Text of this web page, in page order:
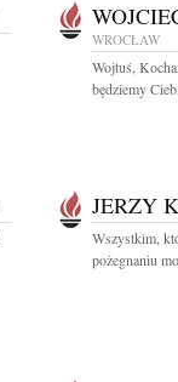
WROCŁAW
Wojtuś,
będziemy
JERZY
Wszystkim,
pożegnaniu